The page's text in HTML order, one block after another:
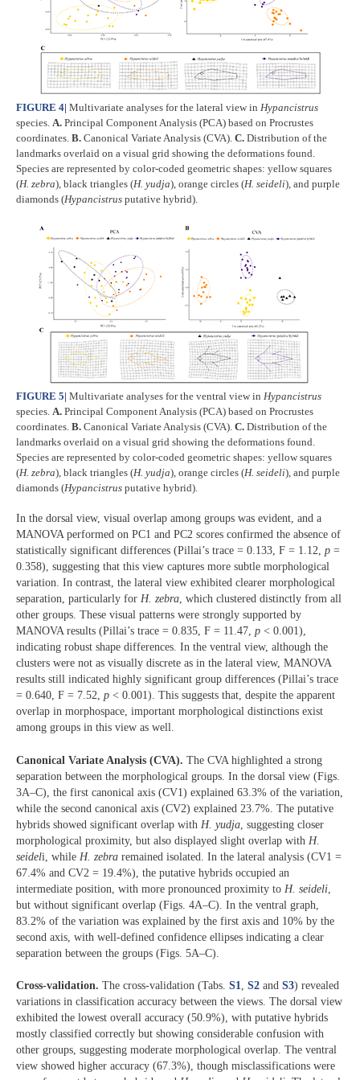
FIGURE 4| Multivariate analyses for the lateral view in Hypancistrus
species. A. Principal Component Analysis (PCA) based on Procrustes
coordinates. B. Canonical Variate Analysis (CVA). C. Distribution of the
landmarks overlaid on a visual grid showing the deformations found.
Species are represented by color-coded geometric shapes: yellow squares
(H. zebra), black triangles (H. yudja), orange circles (H. seideli), and purple
diamonds (Hypancistrus putative hybrid).
FIGURE 5| Multivariate analyses for the ventral view in Hypancistrus
species. A. Principal Component Analysis (PCA) based on Procrustes
coordinates. B. Canonical Variate Analysis (CVA). C. Distribution of the
landmarks overlaid on a visual grid showing the deformations found.
Species are represented by color-coded geometric shapes: yellow squares
(H. zebra), black triangles (H. yudja), orange circles (H. seideli), and purple
diamonds (Hypancistrus putative hybrid).
In the dorsal view, visual overlap among groups was evident, and a
MANOVA performed on PC1 and PC2 scores confirmed the absence of
statistically significant differences (Pillai’s trace = 0.133, F = 1.12, p =
0.358), suggesting that this view captures more subtle morphological
variation. In contrast, the lateral view exhibited clearer morphological
separation, particularly for H. zebra, which clustered distinctly from all
other groups. These visual patterns were strongly supported by
MANOVA results (Pillai’s trace = 0.835, F = 11.47, p < 0.001),
indicating robust shape differences. In the ventral view, although the
clusters were not as visually discrete as in the lateral view, MANOVA
results still indicated highly significant group differences (Pillai’s trace
= 0.640, F = 7.52, p < 0.001). This suggests that, despite the apparent
overlap in morphospace, important morphological distinctions exist
among groups in this view as well.
Canonical Variate Analysis (CVA). The CVA highlighted a strong
separation between the morphological groups. In the dorsal view (Figs.
3A–C), the first canonical axis (CV1) explained 63.3% of the variation,
while the second canonical axis (CV2) explained 23.7%. The putative
hybrids showed significant overlap with H. yudja , suggesting closer
morphological proximity, but also displayed slight overlap with H.
seideli, while H. zebra remained isolated. In the lateral analysis (CV1 =
67.4% and CV2 = 19.4%), the putative hybrids occupied an
intermediate position, with more pronounced proximity to H. seideli
but without significant overlap (Figs. 4A–C). In the ventral graph,
83.2% of the variation was explained by the first axis and 10% by the
second axis, with well-defined confidence ellipses indicating a clear
separation between the groups (Figs. 5A–C).
Cross-validation. The cross-validation (Tabs. S1, S2 and S3) revealed
variations in classification accuracy between the views. The dorsal view
exhibited the lowest overall accuracy (50.9%), with putative hybrids
mostly classified correctly but showing considerable confusion with
other groups, suggesting moderate morphological overlap. The ventral
view showed higher accuracy (67.3%), though misclassifications were